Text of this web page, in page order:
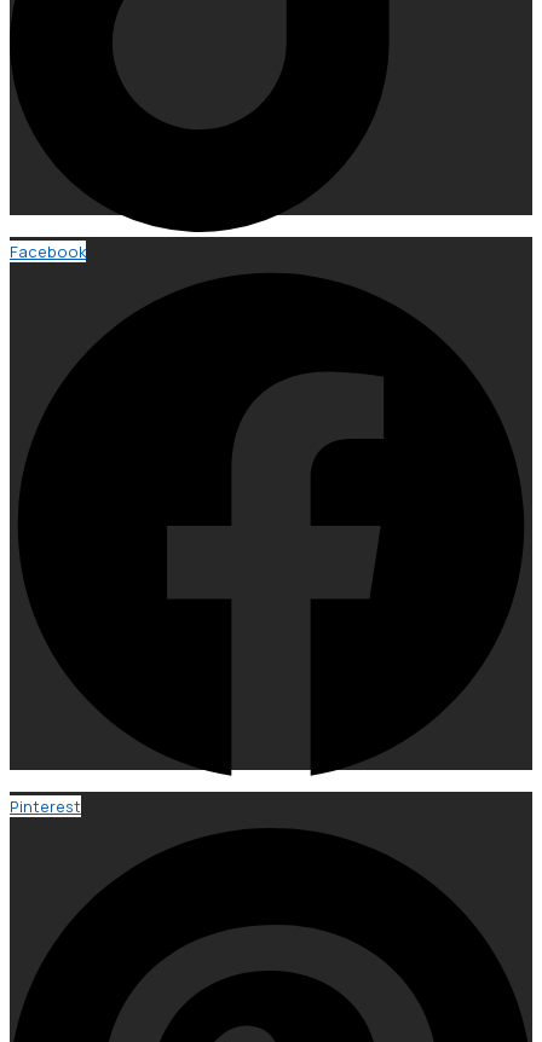
Facebook
Pinterest